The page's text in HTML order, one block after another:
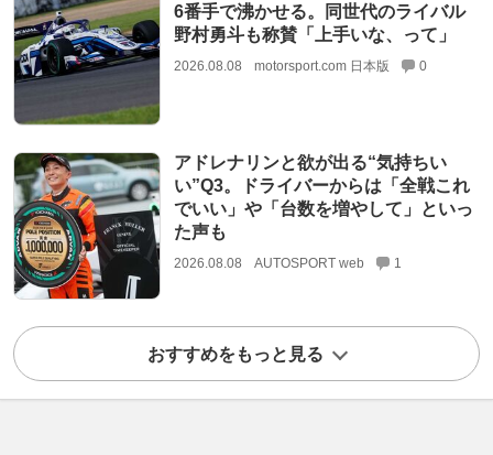
6番手で沸かせる。同世代のライバル
野村勇斗も称賛「上手いな、って」
2026.08.08 motorsport.com 日本版 0
アドレナリンと欲が出る“気持ちい
い”Q3。ドライバーからは「全戦これ
でいい」や「台数を増やして」といっ
た声も
2026.08.08 AUTOSPORT web 1
おすすめをもっと見る